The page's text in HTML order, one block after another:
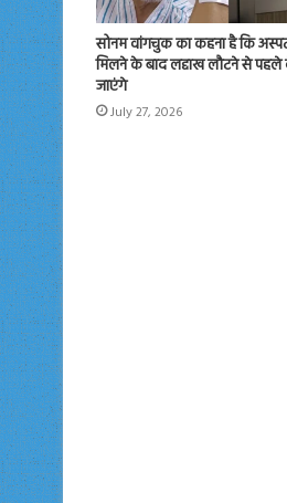
सोनम वांगचुक का कहना है कि
मिलने के बाद लद्दाख लौटने से पहले
जाएंगे
July 27, 2026